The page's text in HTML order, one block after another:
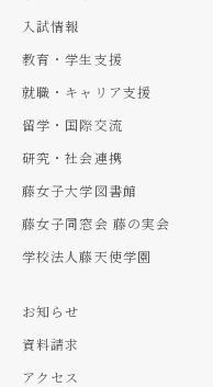
入試情報
教育・学生支援
就職・キャリア支援
留学・国際交流
研究・社会連携
藤女子大学図書館
藤女子同窓会 藤の実会
学校法人藤天使学園
お知らせ
資料請求
アクセス